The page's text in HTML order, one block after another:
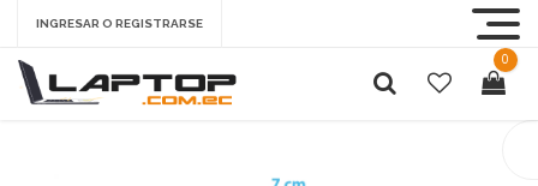
INGRESAR O REGISTRARSE
0